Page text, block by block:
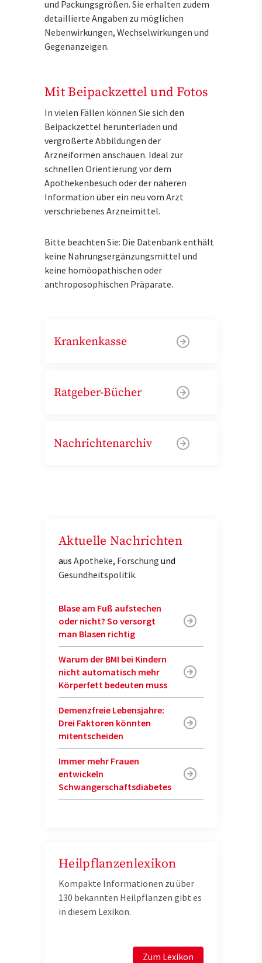
und Packungsgrößen. Sie erhalten zudem
detaillierte Angaben zu möglichen
Nebenwirkungen, Wechselwirkungen und
Gegenanzeigen.
Mit Beipackzettel und Fotos
In vielen Fällen können Sie sich den
Beipackzettel herunterladen und
vergrößerte Abbildungen der
Arzneiformen anschauen. Ideal zur
schnellen Orientierung vor dem
Apothekenbesuch oder der näheren
Information über ein neu vom Arzt
verschriebenes Arzneimittel.
Bitte beachten Sie: Die Datenbank enthält
keine Nahrungsergänzungsmittel und
keine homöopathischen oder
anthroposophischen Präparate.
Krankenkasse
Ratgeber-Bücher
Nachrichtenarchiv
Aktuelle Nachrichten
aus Apotheke, Forschung und
Gesundheitspolitik.
Blase am Fuß aufstechen
oder nicht? So versorgt
man Blasen richtig
Warum der BMI bei Kindern
nicht automatisch mehr
Körperfett bedeuten muss
Demenzfreie Lebensjahre:
Drei Faktoren könnten
mitentscheiden
Immer mehr Frauen
entwickeln
Schwangerschaftsdiabetes
Heilpflanzenlexikon
Kompakte Informationen zu über
130 bekannten Heilpflanzen gibt es
in diesem Lexikon.
Zum Lexikon